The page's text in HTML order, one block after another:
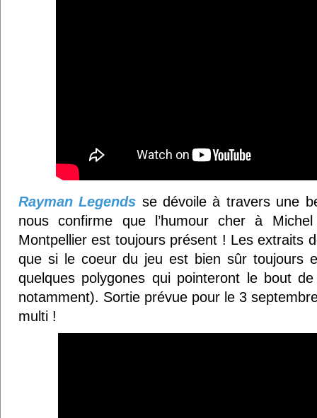
Rayman Legends se dévoile à travers une
nous confirme que l’humour cher à
Montpellier est toujours présent ! Les extraits
que si le coeur du jeu est bien sûr toujours
quelques polygones qui pointeront le bout
notamment). Sortie prévue pour le 3
multi !